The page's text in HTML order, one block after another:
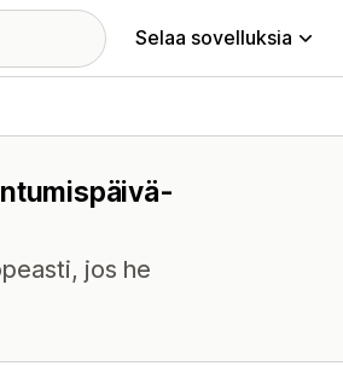
Selaa sovelluksia
jos he